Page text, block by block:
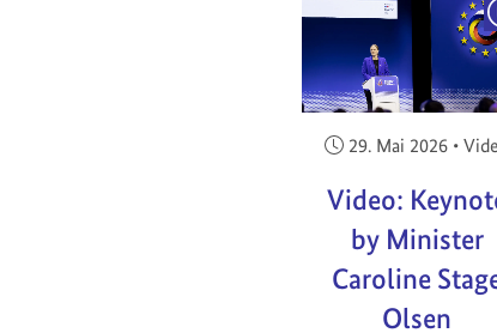
Veröffentlicht am:
29. Mai 2026 •
Video:
by Minister
Caroline
Olsen